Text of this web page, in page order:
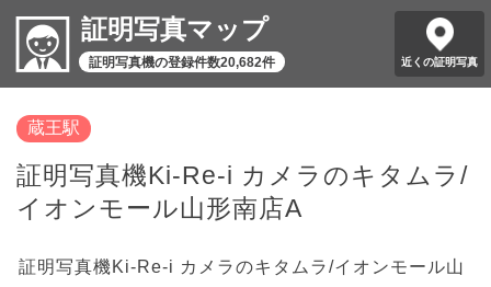
証明写真マップ
証明写真機の登録件数20,682件 近くの証明写真
蔵王駅
証明写真機Ki-Re-i カメラのキタムラ/
イオンモール山形南店A
証明写真機Ki-Re-i カメラのキタムラ/イオンモール山